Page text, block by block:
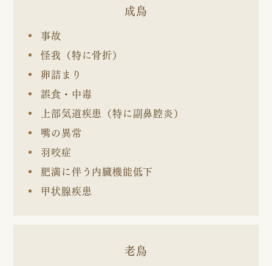
成鳥
事故
怪我（特に骨折）
卵詰まり
誤食・中毒
上部気道疾患（特に副鼻腔炎）
嘴の異常
羽咬症
肥満に伴う内臓機能低下
甲状腺疾患
老鳥